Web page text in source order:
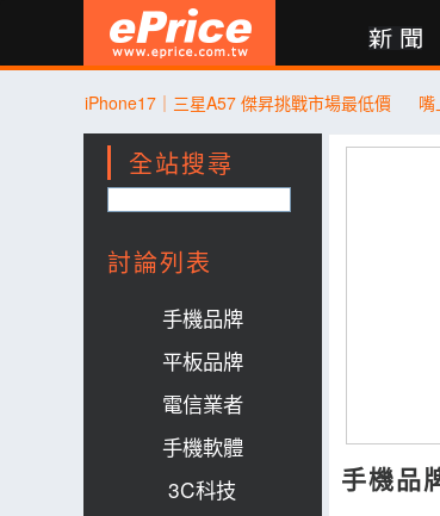
評測 討論 產品 買賣 商城
iPhone17｜三星A57 傑昇挑戰市場最低價
全站搜尋
討論列表
手機品牌
平板品牌
電信業者
手機軟體
3C科技
手機品